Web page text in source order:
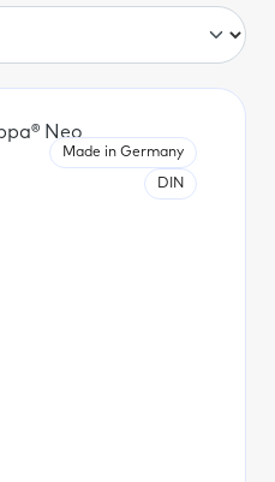
Made in Germany
DIN